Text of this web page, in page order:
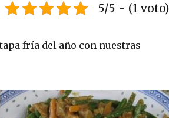
5/5 - (1 voto)
fría del año con nuestras